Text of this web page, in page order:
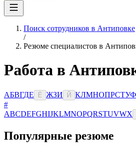
Поиск сотрудников в Антиповке
/
Резюме специалистов в
Работа в
АБВГДЕ Ё ЖЗИ Й КЛМНОПРСТУФ
#
ABCDEFGHIJKLMNOPQRSTUVWX
Популярные резюме